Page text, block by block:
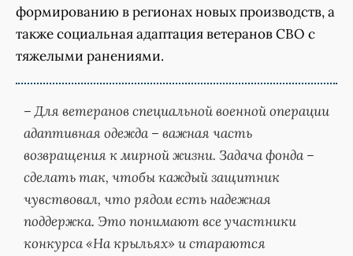
формированию в регионах новых производств, а
также социальная адаптация ветеранов СВО с
тяжелыми ранениями.
– Для ветеранов специальной военной операции
адаптивная одежда – важная часть
возвращения к мирной жизни. Задача фонда –
сделать так, чтобы каждый защитник
чувствовал, что рядом есть надежная
поддержка. Это понимают все участники
конкурса «На крыльях» и стараются